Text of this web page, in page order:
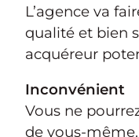
L’agence va
qualité et bien
acquéreur
Inconvénient
Vous ne
de vous-même.